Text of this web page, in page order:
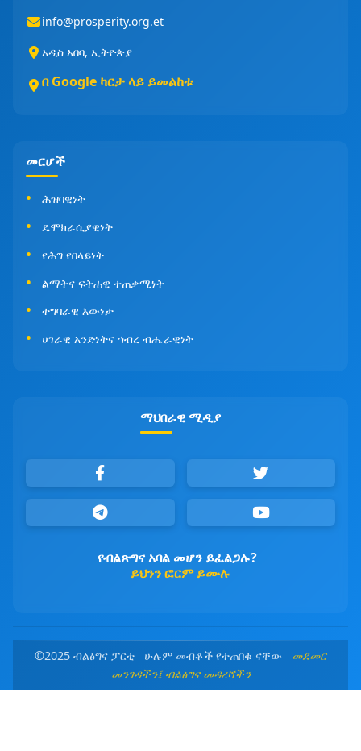
info@prosperity.org.et
አዲስ አበባ, ኢትዮጵያ
በ Google ካርታ ላይ ይመልከቱ
መርሆች
ሕዝባዊነት
ዴሞክራሲያዊነት
የሕግ የበላይነት
ልማትና ፍትሐዊ ተጠቃሚነት
ተግባራዊ እውነታ
ሀገራዊ አንድነትና ኅብረ ብሔራዊነት
ማህበራዊ ሚዲያ
የብልጽግና አባል መሆን ይፈልጋሉ?
ይህንን ፎርም ይሙሉ
©2025 ብልፅግና ፓርቲ ሁሉም መብቶች የተጠበቁ ናቸው መደመር
መንገዳችን፤ ብልፅግና መዳረሻችን